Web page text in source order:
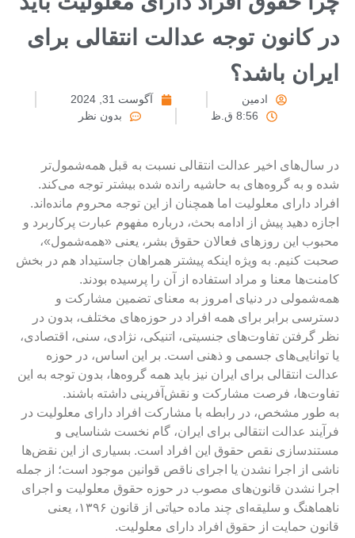
کانون توجه عدالت انتقالی برای
باشد؟
ادمین
آگوست 31, 2024
8:56 ق.ظ
بدون نظر
سال‌های اخیر عدالت انتقالی نسبت به قبل همه‌شمول‌تر
و به گروه‌های به حاشیه رانده شده بیشتر توجه می‌کند.
دارای معلولیت اما همچنان از این توجه محروم مانده‌اند.
دهید پیش از ادامه بحث، درباره مفهوم عبارت پرکاربرد و
این روزهای فعالان حقوق بشر، یعنی «همه‌شمول»،
کنیم. به ویژه اینکه پیشتر همراهان جاستیداد هم در بخش
معنا و مراد استفاده از آن را پرسیده بودند.
در دنیای امروز به معنای تضمین مشارکت و
برابر برای همه افراد در حوزه‌های مختلف، بدون در
گرفتن تفاوت‌های جنسیتی، اتنیکی، نژادی، سنی، اقتصادی،
توانایی‌های جسمی و ذهنی است. بر این اساس، در حوزه
انتقالی برای ایران نیز باید همه گروه‌ها، بدون توجه به این
فرصت مشارکت و نقش‌آفرینی داشته باشند.
طور مشخص، در رابطه با مشارکت افراد دارای معلولیت در
عدالت انتقالی برای ایران، گام نخست شناسایی و
نقص حقوق این افراد است. بسیاری از این نقض‌ها
از اجرا نشدن یا اجرای ناقص قوانین موجود است؛ از جمله
نشدن قانون‌های مصوب در حوزه حقوق معلولیت و اجرای
ناهماهنگ و سلیقه‌ای چند ماده حیاتی از قانون ۱۳۹۶، یعنی
حمایت از حقوق افراد دارای معلولیت.